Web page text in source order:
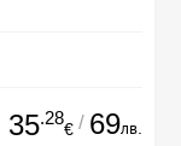
35.28
€ / 69лв.